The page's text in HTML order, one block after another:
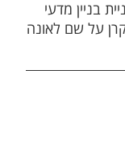
בניין מדעי
על שם לאונה